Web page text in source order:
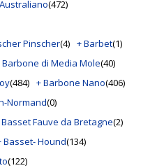
(472)
Pinscher(4) + Barbet(1)
Barbone di Media Mole(40)
(484) + Barbone Nano(406)
Normand(0)
Basset Fauve da Bretagne(2)
Basset- Hound(134)
(122)